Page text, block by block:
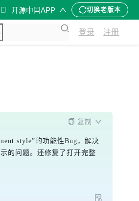
开源中国APP 切换老版本
登录 注册
复制
的功能性Bug，解决
的问题。还修复了打开完整